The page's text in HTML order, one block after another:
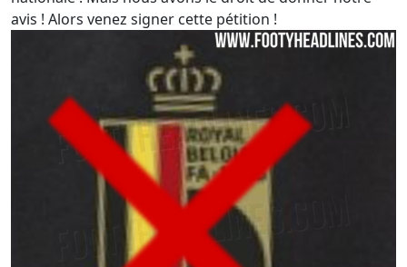
avis ! Alors venez signer cette pétition !